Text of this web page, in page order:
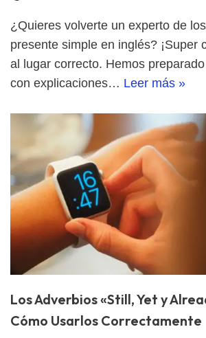
¿Quieres volverte un experto de
presente simple en inglés? ¡Super
al lugar correcto. Hemos
con explicaciones… Leer más »
Los Adverbios «Still, Yet y
Cómo Usarlos Correctamente